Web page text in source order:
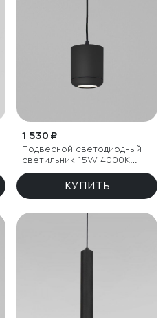
1 530 ₽
Подвесной светодиодный
светильник 15W 4000K
чёрный
КУПИТЬ